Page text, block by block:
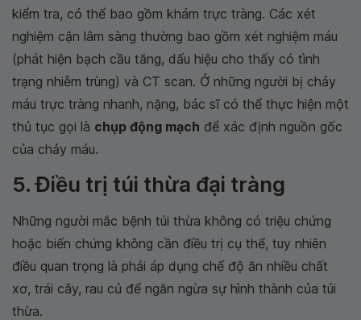
kiểm tra, có thể bao gồm khám trực tràng. Các xét
nghiệm cận lâm sàng thường bao gồm xét nghiệm máu
(phát hiện bạch cầu tăng, dấu hiệu cho thấy có tình
trạng nhiễm trùng) và CT scan. Ở những người bị chảy
máu trực tràng nhanh, nặng, bác sĩ có thể thực hiện một
thủ tục gọi là chụp động mạch để xác định nguồn gốc
của chảy máu.
5. Điều trị túi thừa đại tràng
Những người mắc bệnh túi thừa không có triệu chứng
hoặc biến chứng không cần điều trị cụ thể, tuy nhiên
điều quan trọng là phải áp dụng chế độ ăn nhiều chất
xơ, trái cây, rau củ để ngăn ngừa sự hình thành của túi
thừa.